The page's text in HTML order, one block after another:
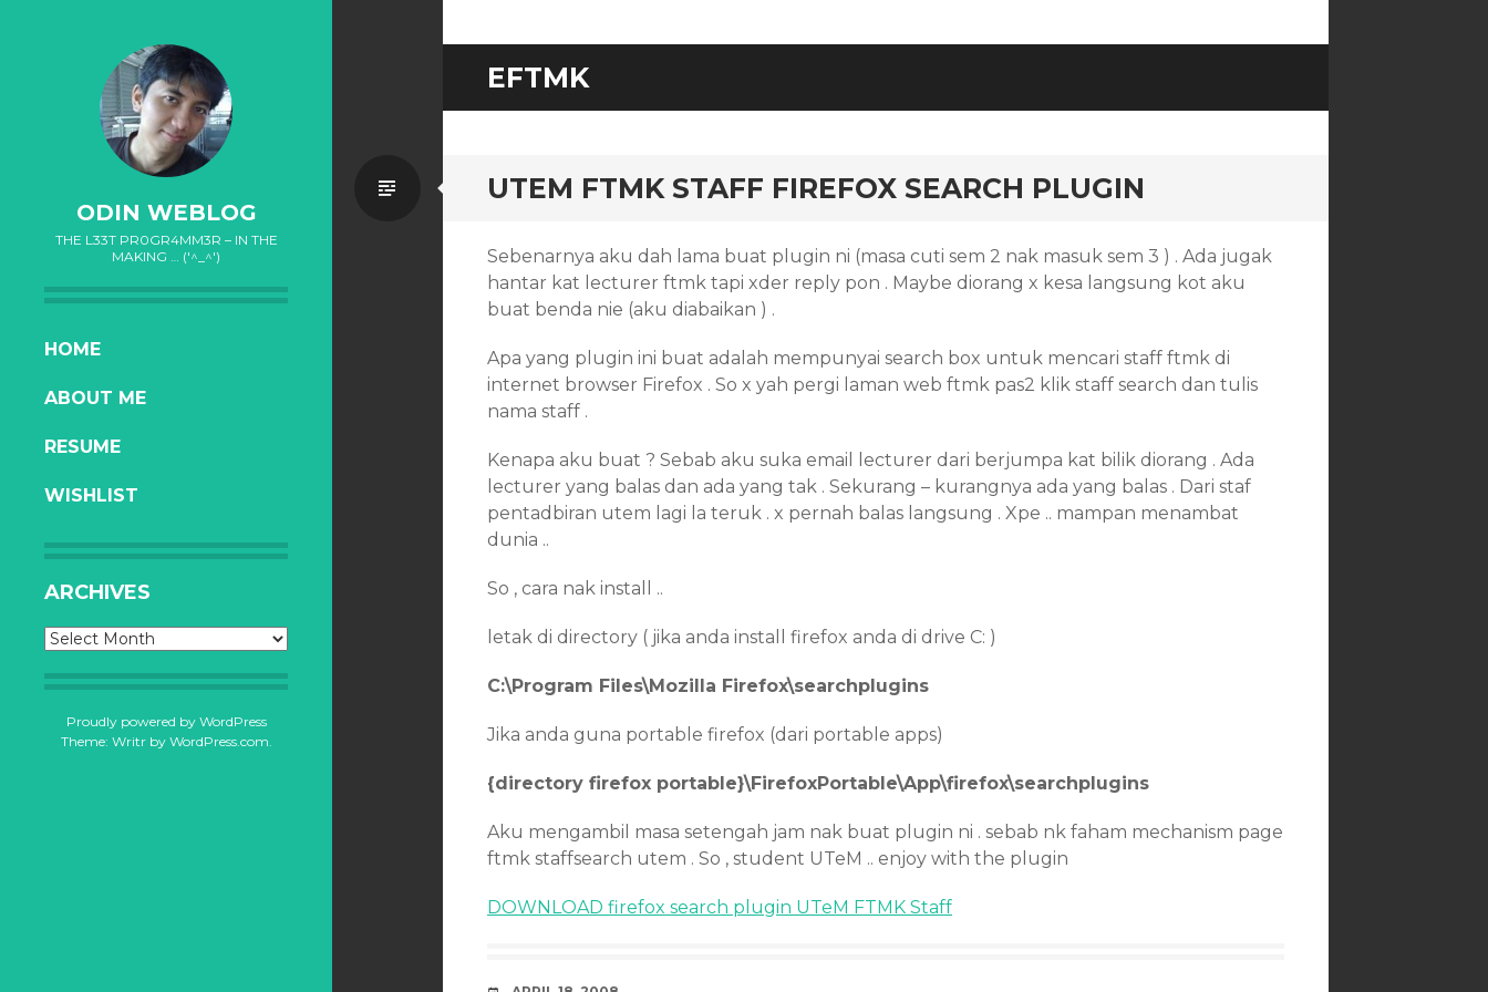
ODIN WEBLOG
THE L33T PR0GR4MM3R – IN THE
MAKING … ('^_^')
SKIP
CONTENT
HOME
ABOUT ME
RESUME
WISHLIST
ARCHIVES
Archives
Proudly powered by WordPress
Theme: Writr by WordPress.com.
EFTMK
UTEM FTMK STAFF FIREFOX SEARCH PLUGIN
Standard
Sebenarnya aku dah lama buat plugin ni (masa cuti sem 2 nak masuk sem 3 ) . Ada jugak
hantar kat lecturer ftmk tapi xder reply pon . Maybe diorang x kesa langsung kot aku
buat benda nie (aku diabaikan ) .
Apa yang plugin ini buat adalah mempunyai search box untuk mencari staff ftmk di
internet browser Firefox . So x yah pergi laman web ftmk pas2 klik staff search dan tulis
nama staff .
Kenapa aku buat ? Sebab aku suka email lecturer dari berjumpa kat bilik diorang . Ada
lecturer yang balas dan ada yang tak . Sekurang – kurangnya ada yang balas . Dari staf
pentadbiran utem lagi la teruk . x pernah balas langsung . Xpe .. mampan menambat
dunia ..
So , cara nak install ..
letak di directory ( jika anda install firefox anda di drive C: )
C:\Program Files\Mozilla Firefox\searchplugins
Jika anda guna portable firefox (dari portable apps)
{directory firefox portable}\FirefoxPortable\App\firefox\searchplugins
Aku mengambil masa setengah jam nak buat plugin ni . sebab nk faham mechanism page
ftmk staffsearch utem . So , student UTeM .. enjoy with the plugin
DOWNLOAD firefox search plugin UTeM FTMK Staff